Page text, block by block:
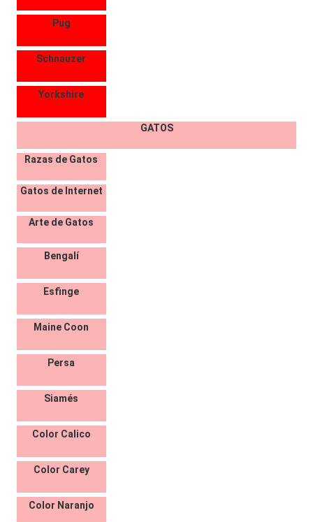
Pug
Schnauzer
Yorkshire
GATOS
Razas de Gatos
Gatos de Internet
Arte de Gatos
Bengalí
Esfinge
Maine Coon
Persa
Siamés
Color Calico
Color Carey
Color Naranjo